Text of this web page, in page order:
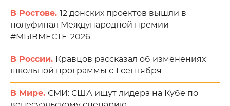
В Ростове. 12 донских проектов вышли в
полуфинал Международной премии
#МЫВМЕСТЕ-2026
В России. Кравцов рассказал об изменениях
школьной программы с 1 сентября
В Мире. СМИ: США ищут лидера на Кубе по